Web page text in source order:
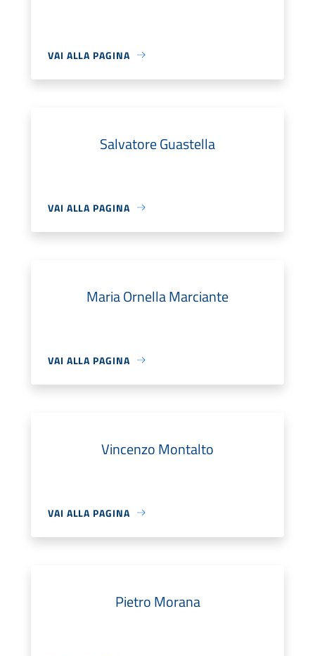
VAI ALLA PAGINA
Salvatore Guastella
VAI ALLA PAGINA
Maria Ornella Marciante
VAI ALLA PAGINA
Vincenzo Montalto
VAI ALLA PAGINA
Pietro Morana